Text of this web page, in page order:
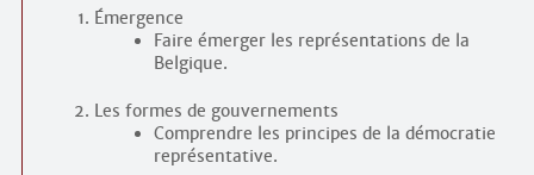
Émergence
Faire émerger les représentations de la
Belgique.
Les formes de gouvernements
Comprendre les principes de la démocratie
représentative.